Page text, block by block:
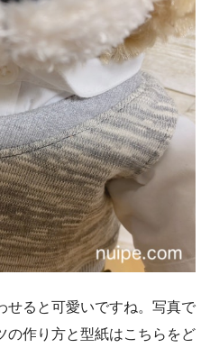
せると可愛いですね。写真で
の作り方と型紙はこちらをど